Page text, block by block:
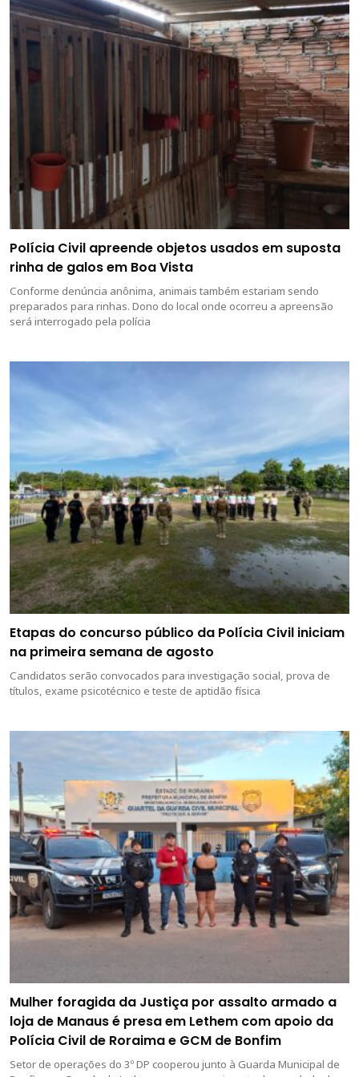
Polícia Civil apreende objetos usados em suposta
rinha de galos em Boa Vista
Conforme denúncia anônima, animais também estariam sendo
preparados para rinhas. Dono do local onde ocorreu a apreensão
será interrogado pela polícia
Etapas do concurso público da Polícia Civil iniciam
na primeira semana de agosto
Candidatos serão convocados para investigação social, prova de
títulos, exame psicotécnico e teste de aptidão física
Mulher foragida da Justiça por assalto armado a
loja de Manaus é presa em Lethem com apoio da
Polícia Civil de Roraima e GCM de Bonfim
Setor de operações do 3º DP cooperou junto à Guarda Municipal de